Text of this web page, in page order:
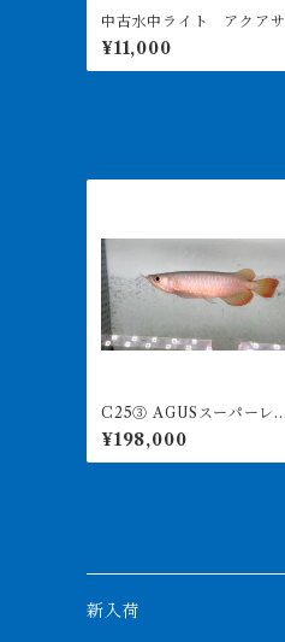
中古水中ライト アクアサ
ンライト1200 使用3ヶ月美
品
¥11,000
C25③ AGUSスーパーレッ
ドF4 17㎝前後 PT.ARWA
NA LESTARI アジアアロワ
ナ 紅龍 260-005132
¥198,000
新入荷